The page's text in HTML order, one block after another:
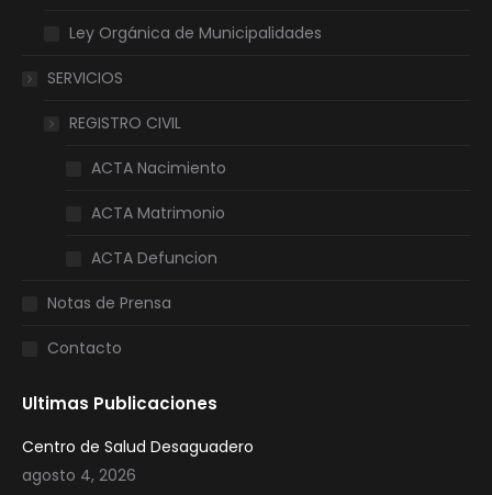
Ley Orgánica de Municipalidades
SERVICIOS
REGISTRO CIVIL
ACTA Nacimiento
ACTA Matrimonio
ACTA Defuncion
Notas de Prensa
Contacto
Ultimas Publicaciones
Centro de Salud Desaguadero
agosto 4, 2026